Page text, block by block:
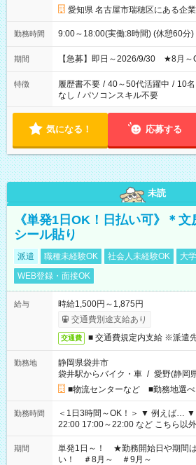
愛知県 名古屋市瑞穂区にある企業
勤務時間 9:00～18:00(実働:8時間) (休憩60分)
期間 【急募】即日～2026/9/30 ★8月～
特徴 履歴書不要 / 40～50代活躍中 / 10
なし / パソコンスキル不要
気になる！ 応募する
未読
《単発1日OK！日払い可》＊
シール貼り
派遣 職種未経験OK 社会人未経験OK 大
WEB登録・面接OK
給与
時給1,500円～1,875円
交通費別途支給あり
交通費 ■ 交通費規定内支給 ※派遣
勤務地
静岡県袋井市
袋井駅からバイク・車 / 愛野(静岡
■物流センターなど ■勤務地選
勤務時間
＜1日3時間～OK！＞ ▼ 例えば… ▼ 15:00～18:00 15:00～
22:00 17:00～22:00 など こちら以外の時間もお気軽にご相談く
ださい！
期間
単発1日～！ ★勤務開始日や期間
い！ ＃8月～ ＃9月～